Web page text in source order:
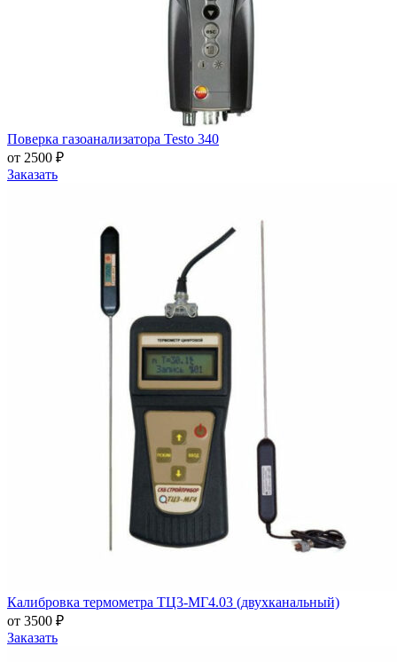
Поверка газоанализатора Testo 340
от 2500 ₽
Заказать
Калибровка термометра ТЦ3-МГ4.03 (двухканальный)
от 3500 ₽
Заказать